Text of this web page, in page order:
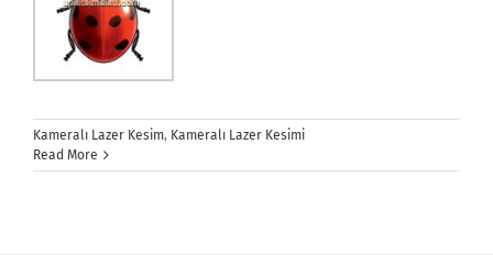
Kameralı Lazer Kesim, Kameralı Lazer Kesimi
Read More